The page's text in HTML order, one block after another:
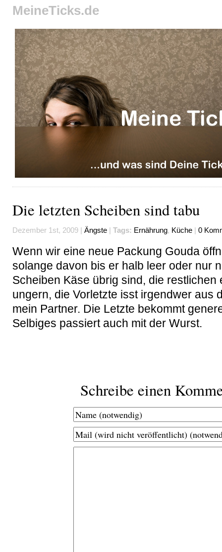
MeineTicks.de
Die letzten Scheiben sind tabu
Dezember 1st, 2009 | Ängste | Tags: Ernährung, Küche | 0
Wenn wir eine neue Packung Gouda
solange davon bis er halb leer oder nur
Scheiben Käse übrig sind, die restlichen
ungern, die Vorletzte isst irgendwer aus
mein Partner. Die Letzte bekommt
Selbiges passiert auch mit der Wurst.
Schreibe einen